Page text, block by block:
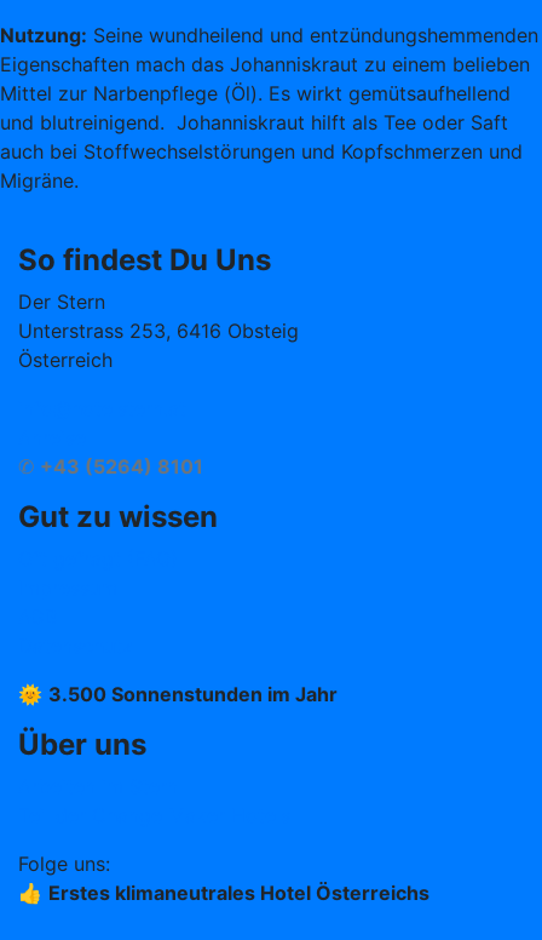
Nutzung: Seine wundheilend und entzündungshemmenden
Eigenschaften mach das Johanniskraut zu einem belieben
Mittel zur Narbenpflege (Öl). Es wirkt gemütsaufhellend
und blutreinigend. Johanniskraut hilft als Tee oder Saft
auch bei Stoffwechselstörungen und Kopfschmerzen und
Migräne.
So findest Du Uns
Der Stern
Unterstrass 253, 6416 Obsteig
Österreich
✆ +43 (5264) 8101
Gut zu wissen
🌞 3.500 Sonnenstunden im Jahr
Über uns
Folge uns:
👍 Erstes klimaneutrales Hotel Österreichs